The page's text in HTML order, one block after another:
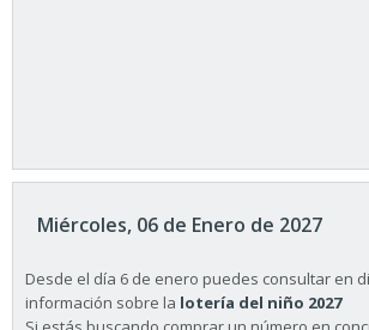
Miércoles, 06 de Enero de 2027
Desde el día 6 de enero puedes consultar en
información sobre la lotería del niño 2027